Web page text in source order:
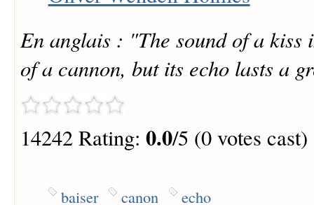
En anglais : "The sound of a kiss
of a cannon, but its echo lasts a
14242 Rating: 0.0/5 (0 votes cast)
baiser canon echo